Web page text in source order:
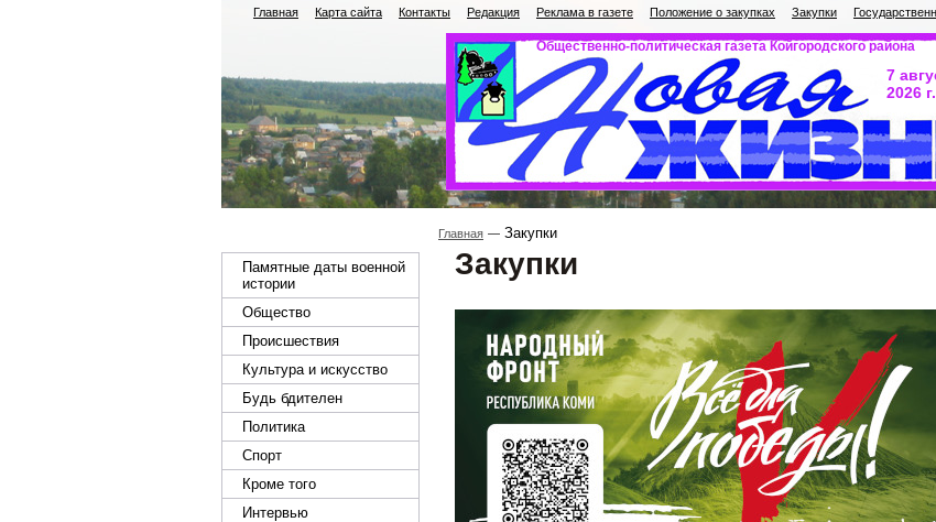
Главная Карта сайта Контакты Редакция Реклама в газете Положение о закупках Закупки
Общественно-политическая газета Койгородского района
7
2026 г.
Памятные даты военной
истории
Общество
Происшествия
Культура и искусство
Будь бдителен
Политика
Спорт
Кроме того
Интервью
Главная Закупки
Закупки